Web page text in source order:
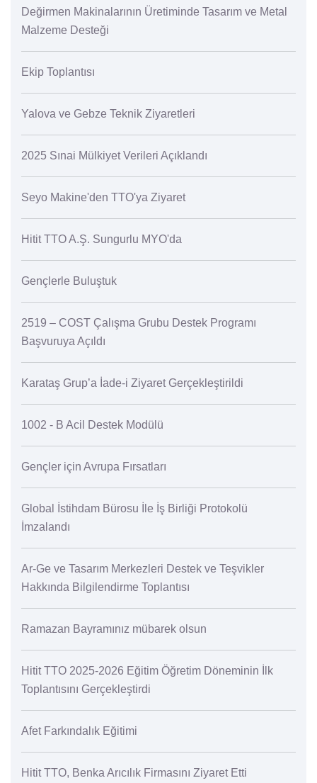
Değirmen Makinalarının Üretiminde Tasarım ve Metal
Malzeme Desteği
Ekip Toplantısı
Yalova ve Gebze Teknik Ziyaretleri
2025 Sınai Mülkiyet Verileri Açıklandı
Seyo Makine'den TTO'ya Ziyaret
Hitit TTO A.Ş. Sungurlu MYO'da
Gençlerle Buluştuk
2519 – COST Çalışma Grubu Destek Programı
Başvuruya Açıldı
Karataş Grup’a İade-i Ziyaret Gerçekleştirildi
1002 - B Acil Destek Modülü
Gençler için Avrupa Fırsatları
Global İstihdam Bürosu İle İş Birliği Protokolü
İmzalandı
Ar-Ge ve Tasarım Merkezleri Destek ve Teşvikler
Hakkında Bilgilendirme Toplantısı
Ramazan Bayramınız mübarek olsun
Hitit TTO 2025-2026 Eğitim Öğretim Döneminin İlk
Toplantısını Gerçekleştirdi
Afet Farkındalık Eğitimi
Hitit TTO, Benka Arıcılık Firmasını Ziyaret Etti